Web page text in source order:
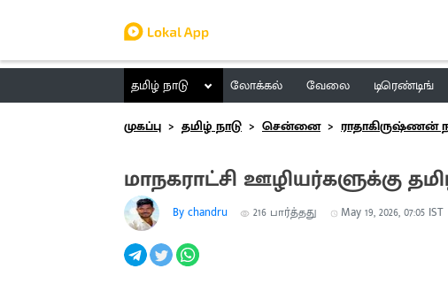
தமிழ் நாடு லோக்கல் வேலை டிரெண்டிங்
முகப்பு
தமிழ் நாடு சென்னை ராதாகிருஷ்ணன்
மாநகராட்சி ஊழியர்களுக்கு
By chandru 216 பார்த்தது May 19, 2026, 07:05 IST